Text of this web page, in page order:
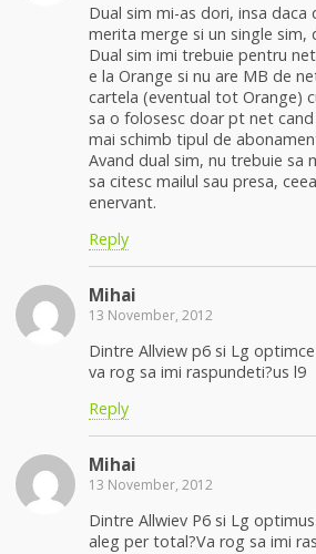
Dual sim mi-as dori, insa daca
merita merge si un single sim,
Dual sim imi trebuie pentru
e la Orange si nu are MB de
cartela (eventual tot Orange)
sa o folosesc doar pt net
mai schimb tipul de
Avand dual sim, nu trebuie sa
sa citesc mailul sau presa,
enervant.
Reply
Mihai
13 November, 2012
Dintre Allview p6 si Lg
va rog sa imi raspundeti?us l9
Reply
Mihai
13 November, 2012
Dintre Allwiev P6 si Lg
aleg per total?Va rog sa imi